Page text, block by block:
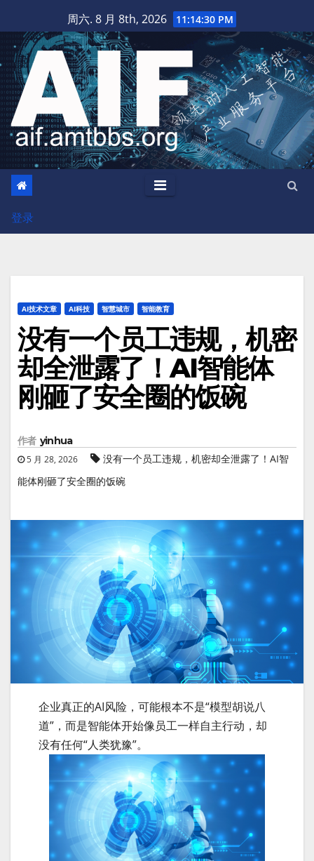
至
内
容
周六. 8 月 8th, 2026 11:14:31 PM
登录
AI技术文章 AI科技 智慧城市 智能教育
没有一个员工违规，机密
却全泄露了！AI智能体
刚砸了安全圈的饭碗
作者 yinhua
5 月 28, 2026
没有一个员工违规，机密却全泄露了！AI智
能体刚砸了安全圈的饭碗
企业真正的AI风险，可能根本不是“模型胡说八
道”，而是智能体开始像员工一样自主行动，却
没有任何“人类犹豫”。